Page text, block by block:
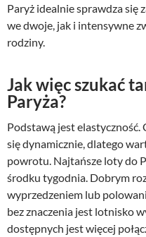
Paryż idealnie sprawdza się
we dwoje, jak i intensywne
rodziny.
Jak więc szukać
Paryża?
Podstawą jest
się dynamicznie, dlatego
powrotu. Najtańsze loty do
środku tygodnia. Dobrym
wyprzedzeniem lub
bez znaczenia jest lotnisko
dostępnych jest więcej